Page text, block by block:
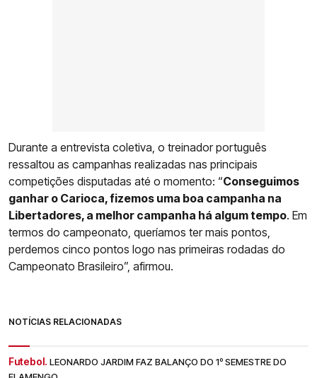
Durante a entrevista coletiva, o treinador português
ressaltou as campanhas realizadas nas principais
competições disputadas até o momento: “Conseguimos
ganhar o Carioca, fizemos uma boa campanha na
Libertadores, a melhor campanha há algum tempo. Em
termos do campeonato, queríamos ter mais pontos,
perdemos cinco pontos logo nas primeiras rodadas do
Campeonato Brasileiro”, afirmou.
NOTÍCIAS RELACIONADAS
Futebol. LEONARDO JARDIM FAZ BALANÇO DO 1º SEMESTRE DO